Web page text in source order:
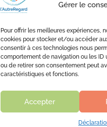
Gérer le
Pour offrir les meilleures expériences,
cookies pour stocker et/ou accéder
consentir à ces technologies nous
comportement de navigation ou les ID
ou de retirer son consentement peut
caractéristiques et fonctions.
Accepter
}
Ouverture :
9h à 12h | 14h à 17h